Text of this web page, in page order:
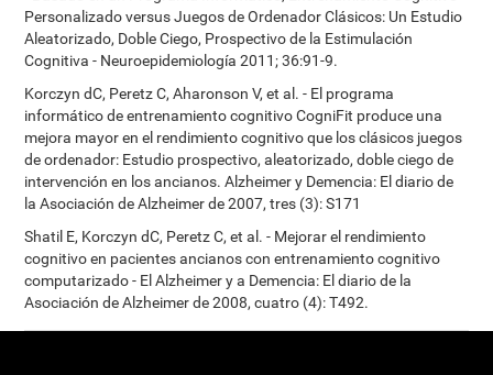
Personalizado versus Juegos de Ordenador Clásicos: Un Estudio
Aleatorizado, Doble Ciego, Prospectivo de la Estimulación
Cognitiva - Neuroepidemiología 2011; 36:91-9.
Korczyn dC, Peretz C, Aharonson V, et al. - El programa
informático de entrenamiento cognitivo CogniFit produce una
mejora mayor en el rendimiento cognitivo que los clásicos juegos
de ordenador: Estudio prospectivo, aleatorizado, doble ciego de
intervención en los ancianos. Alzheimer y Demencia: El diario de
la Asociación de Alzheimer de 2007, tres (3): S171
Shatil E, Korczyn dC, Peretz C, et al. - Mejorar el rendimiento
cognitivo en pacientes ancianos con entrenamiento cognitivo
computarizado - El Alzheimer y a Demencia: El diario de la
Asociación de Alzheimer de 2008, cuatro (4): T492.